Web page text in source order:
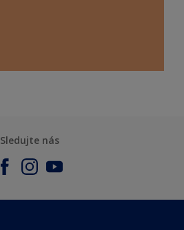
Sledujte nás